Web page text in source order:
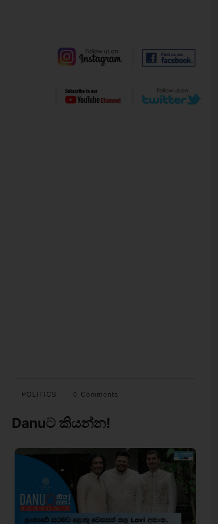
POLITICS 0 Comments